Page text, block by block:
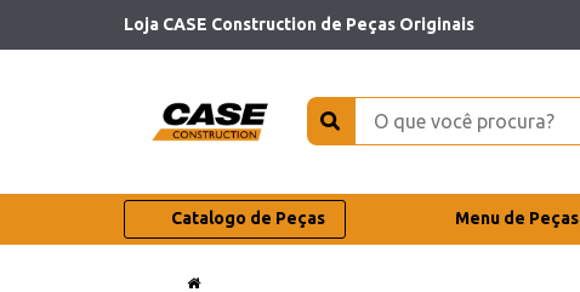
Loja CASE Construction de Peças Originais
Catalogo de Peças Menu de Peças